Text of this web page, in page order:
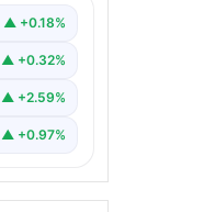
▲ +0.18%
▲ +0.32%
▲ +2.59%
▲ +0.97%